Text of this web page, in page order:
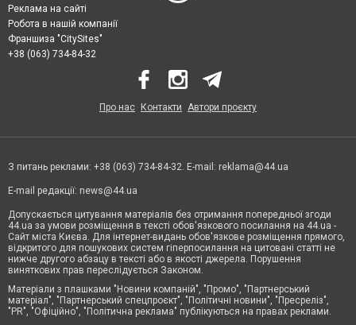
Реклама на сайті
Робота в нашій компанії
Франшиза "CitySites"
+38 (063) 734-84-32
Про нас Контакти Автори проєкту
З питань реклами: +38 (063) 734-84-32. E-mail: reklama@44.ua
E-mail редакції: news@44.ua
Допускається цитування матеріалів без отримання попередньої згоди
44.ua за умови розміщення в тексті обов'язкового посилання на 44.ua -
Сайт міста Києва. Для інтернет-видань обов'язкове розміщення прямого,
відкритого для пошукових систем гіперпосилання на цитовані статті не
нижче другого абзацу в тексті або в якості джерела. Порушення
виняткових прав переслідується Законом.
Матеріали з плашками "Новини компаній", "Промо", "Партнерський
матеріал", "Партнерський спецпроєкт", "Політичні новини", "Пресреліз",
"PR", "Офіційно", "Політична реклама" публікуються на правах реклами.